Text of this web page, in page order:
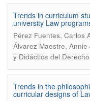
Trends in curriculum
university Law
Pérez Fuentes, Carlos
Álvarez Maestre, Annie
y Didáctica del
Trends in the
curricular designs of